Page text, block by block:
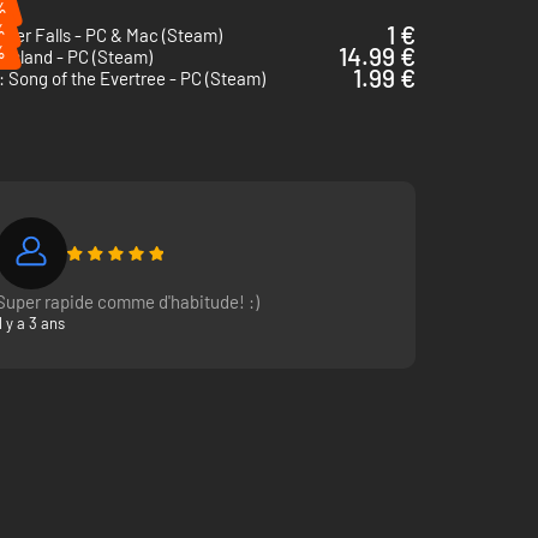
selon différents critères (ingrédients, saveurs,
transformer les propriétés de vos plats et conquérir le
Falls - PC & Mac (Steam)
1 €
Island - PC (Steam)
14.99 €
Song of the Evertree - PC (Steam)
1.99 €
rapide comme d'habitude! :)
y a 3 ans